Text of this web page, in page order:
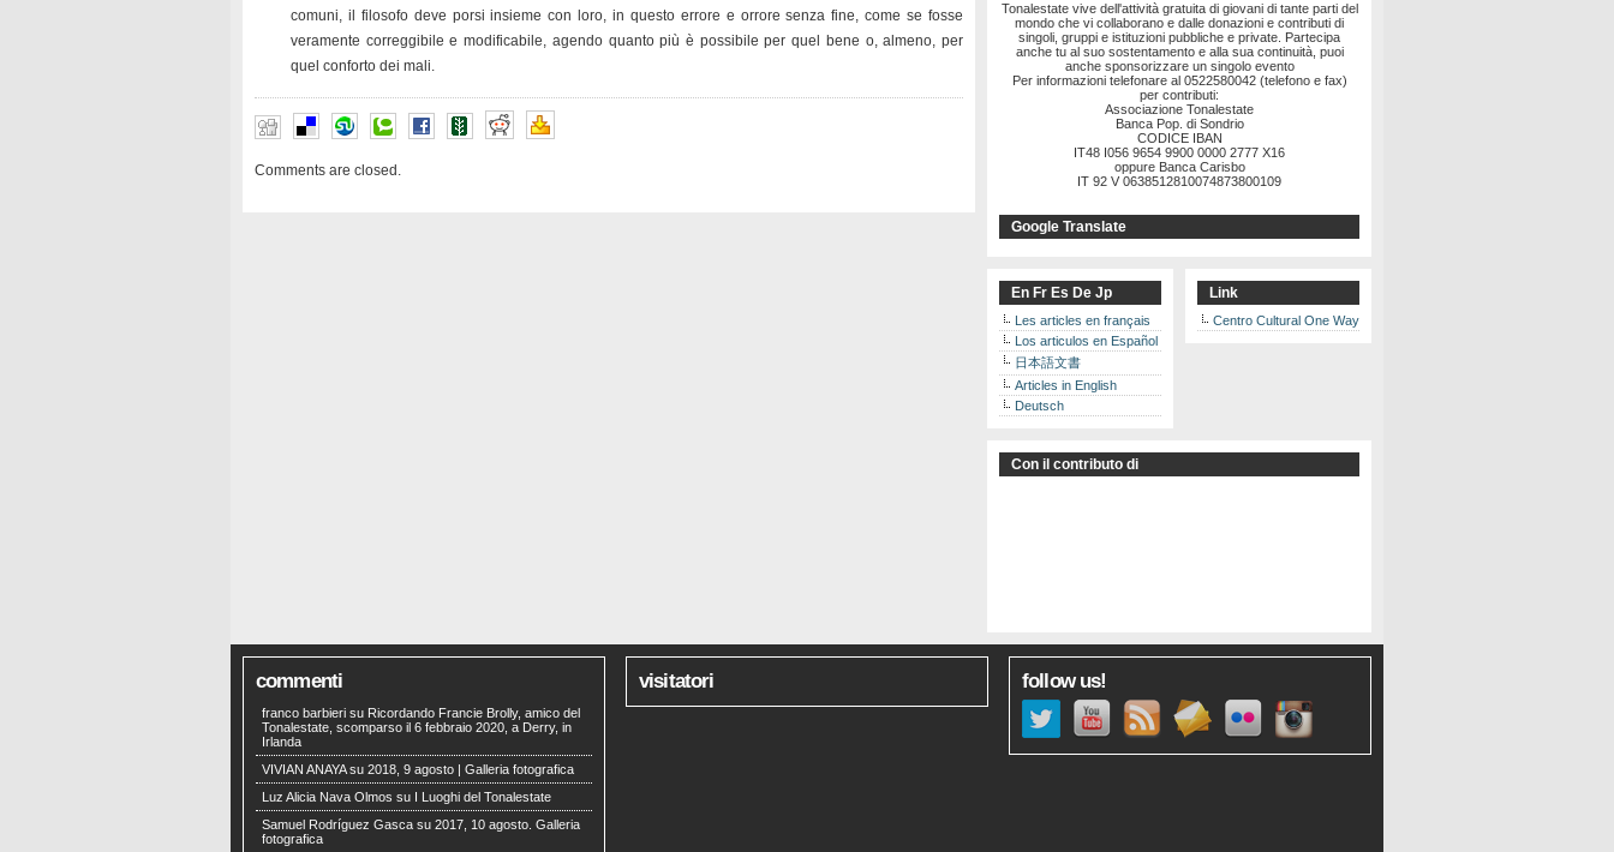
comuni, il filosofo deve porsi insieme con loro, in questo errore e orrore senza fine, come se fosse
veramente correggibile e modificabile, agendo quanto più è possibile per quel bene o, almeno, per
quel conforto dei mali.
Comments are closed.
Tonalestate vive dell'attività gratuita di giovani di tante parti del
mondo che vi collaborano e dalle donazioni e contributi di
singoli, gruppi e istituzioni pubbliche e private. Partecipa
anche tu al suo sostentamento e alla sua continuità, puoi
anche sponsorizzare un singolo evento
Per informazioni telefonare al 0522580042 (telefono e fax)
per contributi:
Associazione Tonalestate
Banca Pop. di Sondrio
CODICE IBAN
IT48 I056 9654 9900 0000 2777 X16
oppure Banca Carisbo
IT 92 V 0638512810074873800109
Google Translate
En Fr Es De Jp
Les articles en français
Los articulos en Español
日本語文書
Articles in English
Deutsch
Link
Centro Cultural One Way
Con il contributo di
commenti
franco barbieri su Ricordando Francie Brolly, amico del
Tonalestate, scomparso il 6 febbraio 2020, a Derry, in
Irlanda
VIVIAN ANAYAsu 2018, 9 agosto | Galleria fotografica
Luz Alicia Nava Olmos su
I Luoghi del Tonalestate
Samuel Rodríguez Gasca su 2017, 10 agosto. Galleria
fotografica
visitatori follow us!